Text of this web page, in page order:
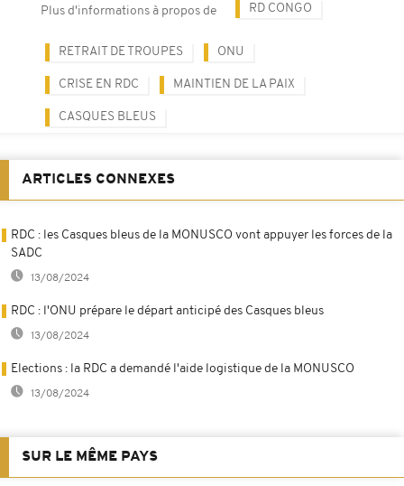
Plus d'informations à propos de RD CONGO
RETRAIT DE TROUPES ONU
CRISE EN RDC MAINTIEN DE LA PAIX
CASQUES BLEUS
ARTICLES CONNEXES
RDC : les Casques bleus de la MONUSCO vont appuyer les forces de la
SADC
13/08/2024
RDC : l'ONU prépare le départ anticipé des Casques bleus
13/08/2024
Elections : la RDC a demandé l'aide logistique de la MONUSCO
13/08/2024
SUR LE MÊME PAYS